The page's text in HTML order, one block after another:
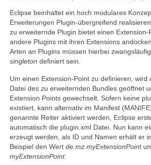
Datenschutz
Eclipse beinhaltet ein hoch modulares
Erweiterungen Plugin-übergreifend
zu erweiternde Plugin bietet einen Extension-
andere Plugins mit ihren Extensions
Arten an Plugins müssen hierbei
singleton definiert sein.
Um einen Extension-Point zu definieren, wird
Datei des zu erweiternden Bundles geöffnet
Extension Points gewechselt. Sofern keine
existiert, kann alternativ im Manifest
genannte Reiter aktiviert werden, Eclipse
automatisch die plugin.xml Datei. Nun kann
erzeugt werden, als ID und Namen erhält er
Beispiel den Wert de.mz.myExtensionPoint
myExtensionPoint.